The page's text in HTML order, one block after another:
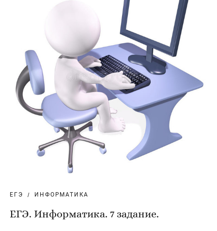
ЕГЭ ИНФОРМАТИКА
ЕГЭ. Информатика. 7 задание.